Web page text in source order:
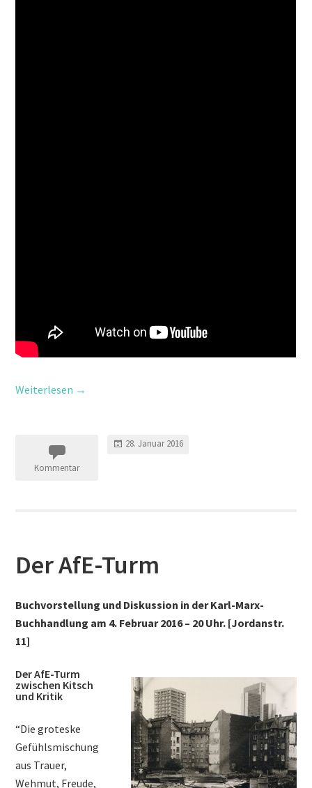
Weiterlesen →
Kommentar
28. Januar 2016
Der AfE-Turm
Buchvorstellung und Diskussion in der Karl-Marx-
Buchhandlung am 4. Februar 2016 – 20 Uhr. [Jordanstr.
11]
Der AfE-Turm
zwischen Kitsch
und Kritik
“Die groteske
Gefühlsmischung
aus Trauer,
Wehmut, Freude,